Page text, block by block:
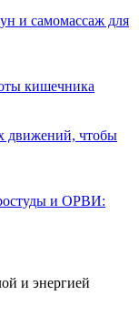
и самомассаж для
кишечника
движений, чтобы
и ОРВИ:
и энергией